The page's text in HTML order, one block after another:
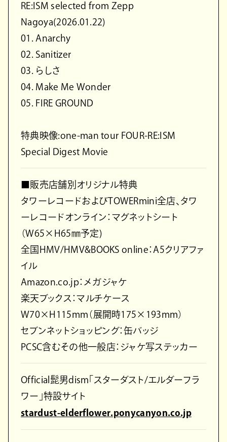
RE:ISM selected from Zepp
Nagoya(2026.01.22)
01. Anarchy
02. Sanitizer
03. らしさ
04. Make Me Wonder
05. FIRE GROUND
特典映像:one-man tour FOUR-RE:ISM
Special Digest Movie
■販売店舗別オリジナル特典
タワーレコードおよびTOWERmini全店、タワ
ーレコードオンライン：マグネットシート
（W65×H65㎜予定)
全国HMV/HMV&BOOKS online：A5クリアファ
イル
Amazon.co.jp：メガジャケ
楽天ブックス：マルチケース
W70×H115mm（展開時175×193mm）
セブンネットショッピング：缶バッジ
PCSC含むその他一般店：ジャケ写ステッカー
Official髭男dism「スターダスト/エルダーフラ
ワー」特設サイト
stardust-elderflower.ponycanyon.co.jp